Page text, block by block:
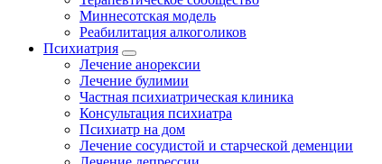
Миннесотская модель
Реабилитация алкоголиков
Психиатрия
Лечение анорексии
Лечение булимии
Частная психиатрическая клиника
Консультация психиатра
Психиатр на дом
Лечение сосудистой и старческой деменции